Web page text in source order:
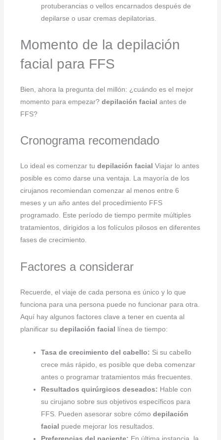
protuberancias o vellos encarnados después de
depilarse o usar cremas depilatorias.
Momento de la depilación
facial para FFS
Bien, ahora la pregunta del millón: ¿cuándo es el mejor
momento para empezar?depilación facial antes de
FFS?
Cronograma recomendado
Lo ideal es comenzar tudepilación facial Viajar lo antes
posible es como darse una ventaja. La mayoría de los
cirujanos recomiendan comenzar al menos entre 6
meses y un año antes del procedimiento FFS
programado. Este período de tiempo permite múltiples
tratamientos, dirigidos a los folículos pilosos en diferentes
fases de crecimiento.
Factores a considerar
Recuerde, el viaje de cada persona es único y lo que
funciona para una persona puede no funcionar para otra.
Aquí hay algunos factores clave a tener en cuenta al
planificar sudepilación facial línea de tiempo:
Tasa de crecimiento del cabello: Si su cabello
crece más rápido, es posible que deba comenzar
antes o programar tratamientos más frecuentes.
Resultados quirúrgicos deseados: Hable con
su cirujano sobre sus objetivos específicos para
FFS. Pueden asesorar sobre cómodepilación
facial puede mejorar los resultados.